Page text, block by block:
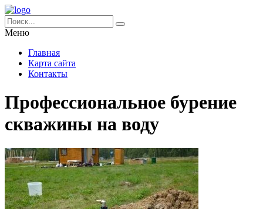
Меню
Главная
Карта сайта
Контакты
Профессиональное бурение
скважины на воду